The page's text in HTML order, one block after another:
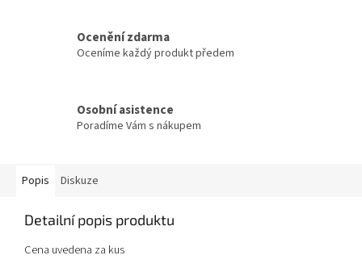
Ocenění zdarma
Oceníme každý produkt předem
Osobní asistence
Poradíme Vám s nákupem
Popis Diskuze
Detailní popis produktu
Cena uvedena za kus